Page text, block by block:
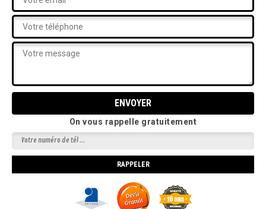
On vous rappelle gratuitement